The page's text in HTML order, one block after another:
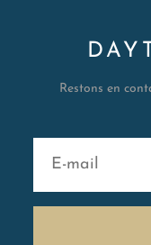
Restons en